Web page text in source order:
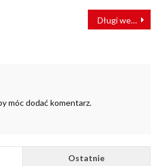
Długi weekend z biletem wycieczkowym KM
móc dodać komentarz.
Ostatnie